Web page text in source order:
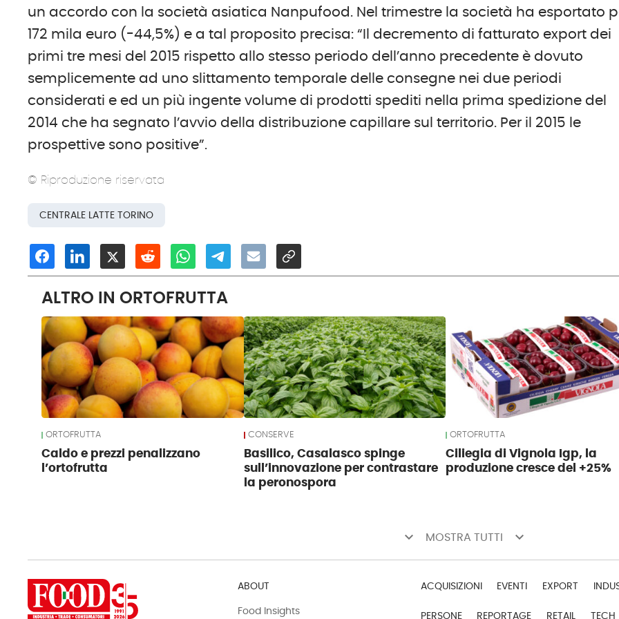
un accordo con la società asiatica Nanpufood. Nel trimestre la società ha esportato
172 mila euro (-44,5%) e a tal proposito precisa: “Il decremento di fatturato export dei
primi tre mesi del 2015 rispetto allo stesso periodo dell’anno precedente è dovuto
semplicemente ad uno slittamento temporale delle consegne nei due periodi
considerati e ed un più ingente volume di prodotti spediti nella prima spedizione del
2014 che ha segnato l’avvio della distribuzione capillare sul territorio. Per il 2015 le
prospettive sono positive”.
© Riproduzione riservata
CENTRALE LATTE TORINO
ALTRO IN ORTOFRUTTA
ORTOFRUTTA
Caldo e prezzi penalizzano
l’ortofrutta
CONSERVE
Basilico, Casalasco spinge
sull’innovazione per contrastare
la peronospora
ORTOFRUTTA
Ciliegia di Vignola Igp, la
produzione cresce del +25%
keyboard_arrow_down MOSTRA TUTTI keyboard_arrow_down
ABOUT
Food Insights
ACQUISIZIONI EVENTI EXPORT
PERSONE REPORTAGE RETAIL TECH